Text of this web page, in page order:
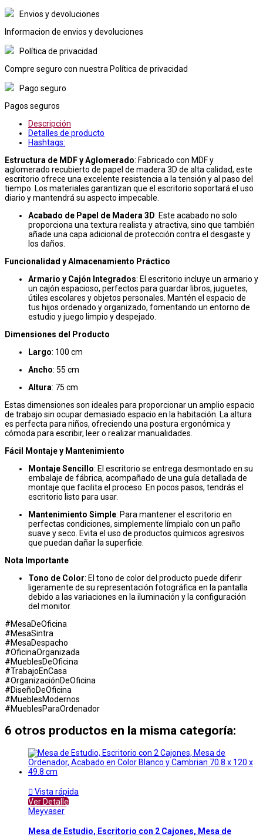
Envios y devoluciones
Informacion de envios y devoluciones
Política de privacidad
Compre seguro con nuestra Política de privacidad
Pago seguro
Pagos seguros
Descripción
Detalles de producto
Hashtags:
Estructura de MDF y Aglomerado: Fabricado con MDF y
aglomerado recubierto de papel de madera 3D de alta calidad, este
escritorio ofrece una excelente resistencia a la tensión y al paso del
tiempo. Los materiales garantizan que el escritorio soportará el uso
diario y mantendrá su aspecto impecable.
Acabado de Papel de Madera 3D: Este acabado no solo
proporciona una textura realista y atractiva, sino que también
añade una capa adicional de protección contra el desgaste y
los daños.
Funcionalidad y Almacenamiento Práctico
Armario y Cajón Integrados: El escritorio incluye un armario y
un cajón espacioso, perfectos para guardar libros, juguetes,
útiles escolares y objetos personales. Mantén el espacio de
tus hijos ordenado y organizado, fomentando un entorno de
estudio y juego limpio y despejado.
Dimensiones del Producto
Largo: 100 cm
Ancho: 55 cm
Altura: 75 cm
Estas dimensiones son ideales para proporcionar un amplio espacio
de trabajo sin ocupar demasiado espacio en la habitación. La altura
es perfecta para niños, ofreciendo una postura ergonómica y
cómoda para escribir, leer o realizar manualidades.
Fácil Montaje y Mantenimiento
Montaje Sencillo: El escritorio se entrega desmontado en su
embalaje de fábrica, acompañado de una guía detallada de
montaje que facilita el proceso. En pocos pasos, tendrás el
escritorio listo para usar.
Mantenimiento Simple: Para mantener el escritorio en
perfectas condiciones, simplemente límpialo con un paño
suave y seco. Evita el uso de productos químicos agresivos
que puedan dañar la superficie.
Nota Importante
Tono de Color: El tono de color del producto puede diferir
ligeramente de su representación fotográfica en la pantalla
debido a las variaciones en la iluminación y la configuración
del monitor.
#MesaDeOficina
#MesaSintra
#MesaDespacho
#OficinaOrganizada
#MueblesDeOficina
#TrabajoEnCasa
#OrganizaciónDeOficina
#DiseñoDeOficina
#MueblesModernos
#MueblesParaOrdenador
6 otros productos en la misma categoría:
 Vista rápida
Ver Detalle
Meyvaser
Mesa de Estudio, Escritorio con 2 Cajones, Mesa de